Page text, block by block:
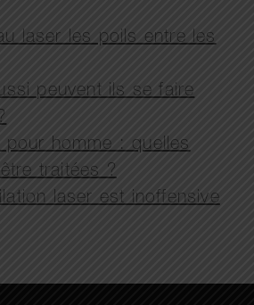
laser les poils entre les
peuvent ils se faire
pour homme : quelles
traitées ?
laser est inoffensive